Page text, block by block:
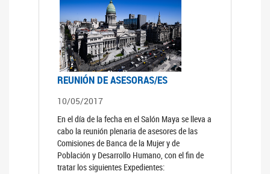
REUNIÓN DE ASESORAS/ES
10/05/2017
En el día de la fecha en el Salón Maya se lleva a
cabo la reunión plenaria de asesores de las
Comisiones de Banca de la Mujer y de
Población y Desarrollo Humano, con el fin de
tratar los siguientes Expedientes: